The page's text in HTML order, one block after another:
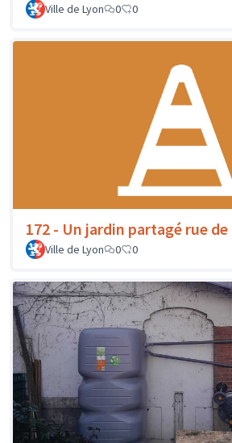
Ville de Lyon 0 0
172 - Un jardin partagé rue de
Ville de Lyon
0 0